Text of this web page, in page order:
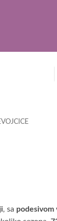
, sa podesivom